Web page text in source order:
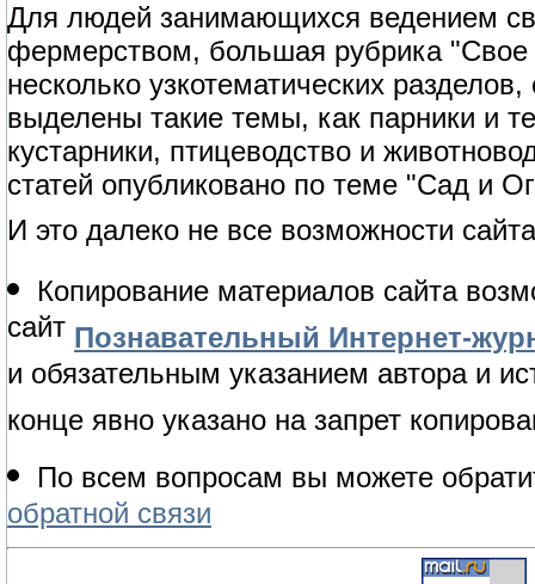
Для людей занимающихся ведением
фермерством, большая рубрика "Свое
несколько узкотематических
выделены такие темы, как парники и
кустарники, птицеводство и
статей опубликовано по теме "Сад и
И это далеко не все возможности
Копирование материалов сайта
сайт Познавательный Интернет-
и обязательным указанием автора и
конце явно указано на запрет
По всем вопросам вы можете
обратной связи